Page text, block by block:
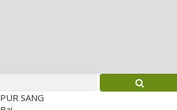
PUR SANG